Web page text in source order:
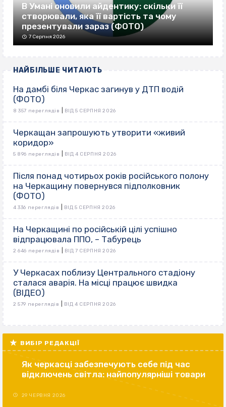
В Умані оновили айдентику: скільки її
створювали, яка її вартість та чому
презентували зараз (ФОТО)
7 Серпня 2026
НАЙБІЛЬШЕ ЧИТАЮТЬ
На дамбі біля Черкас загинув у ДТП водій
(ФОТО)
8 357 переглядів ВІД 5 СЕРПНЯ 2026
Черкащан запрошують утворити «живий
коридор»
5 896 переглядів ВІД 4 СЕРПНЯ 2026
Після понад чотирьох років російського полону
на Черкащину повернувся підполковник
(ФОТО)
4 336 переглядів ВІД 5 СЕРПНЯ 2026
На Черкащині по російській цілі успішно
відпрацювала ППО, – Табурець
2 646 переглядів ВІД 7 СЕРПНЯ 2026
У Черкасах поблизу Центрального стадіону
сталася аварія. На місці працює швидка
(ВІДЕО)
2 579 переглядів ВІД 4 СЕРПНЯ 2026
ВИБІР РЕДАКЦІЇ
Як черкасці забезпечують себе під час
відключень світла: найпопулярніші товари
29 ЧЕРВНЯ 2026